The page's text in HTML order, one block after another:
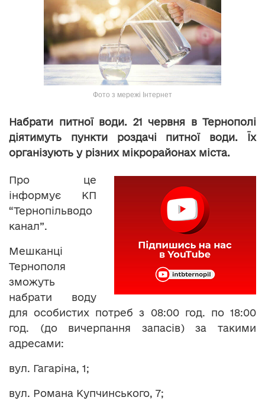
Фото з мережі Інтернет
Набрати питної води. 21 червня в Тернополі
діятимуть пункти роздачі питної води. Їх
організують у різних мікрорайонах міста.
Про це
інформує КП
“Тернопільводо
канал”.
Мешканці
Тернополя
зможуть
набрати воду
для особистих потреб з 08:00 год. по 18:00
год. (до вичерпання запасів) за такими
адресами:
вул. Гагаріна, 1;
вул. Романа Купчинського, 7;